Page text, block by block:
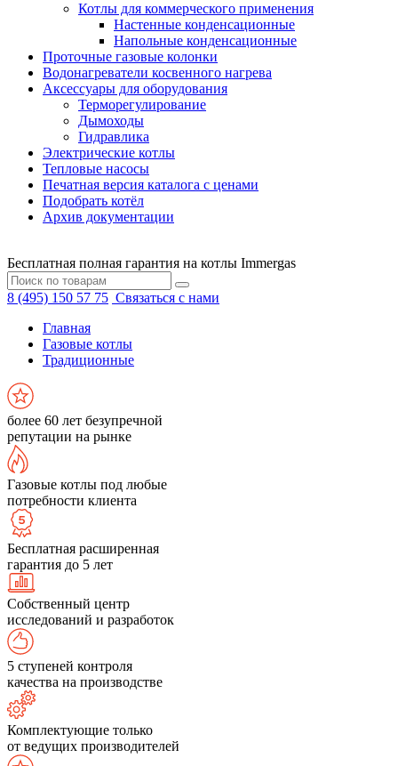
Котлы для коммерческого применения
Настенные конденсационные
Напольные конденсационные
Проточные газовые колонки
Водонагреватели косвенного нагрева
Аксессуары для оборудования
Терморегулирование
Дымоходы
Гидравлика
Электрические котлы
Тепловые насосы
Печатная версия каталога с ценами
Подобрать котёл
Архив документации
Бесплатная полная гарантия на котлы Immergas
8 (495) 150 57 75 Связаться с нами
Главная
Газовые котлы
Традиционные
более 60 лет безупречной
репутации на рынке
Газовые котлы под любые
потребности клиента
Бесплатная расширенная
гарантия до 5 лет
Собственный центр
исследований и разработок
5 ступеней контроля
качества на производстве
Комплектующие только
от ведущих производителей